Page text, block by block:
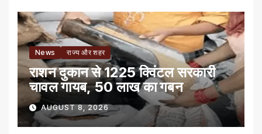
News राज्य और शहर
राशन दुकान से 1225 क्विंटल सरकारी
चावल गायब, 50 लाख का गबन
AUGUST 8, 2026